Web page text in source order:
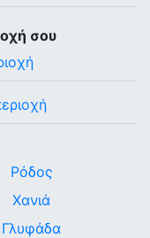
σου
Ρόδος
Χανιά
Γλυφάδα